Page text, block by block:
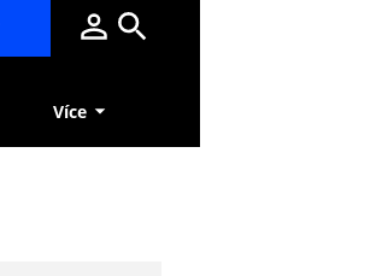
Více